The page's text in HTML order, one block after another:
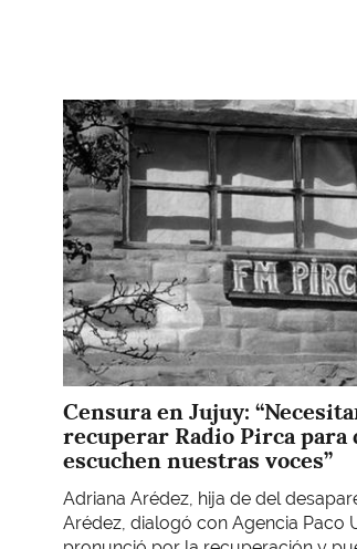
Imagen
Censura en Jujuy:
recuperar Radio Pirca para
escuchen nuestras voces”
Adriana Arédez, hija de del
Arédez, dialogó con Agencia Paco